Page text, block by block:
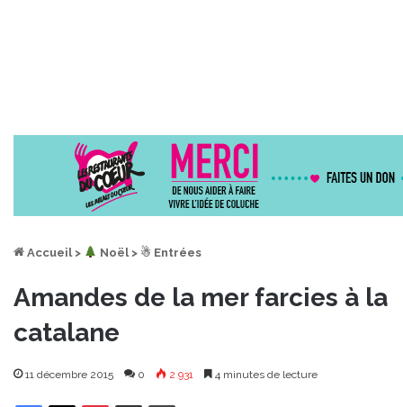
Accueil > ︎ Noël > ☃ Entrées
Amandes de la mer farcies à la
catalane
11 décembre 2015 0 2 931 4 minutes de lecture